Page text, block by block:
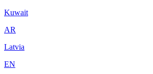
Kuwait
AR
Latvia
EN